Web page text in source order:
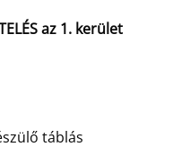
az 1. kerület
táblás